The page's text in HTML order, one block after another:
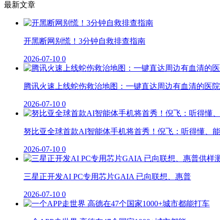
最新文章
开黑断网别慌！3分钟自救排查指南
2026-07-10 0
腾讯火速上线蛇伤救治地图：一键直达周边有血清的医院
2026-07-10 0
努比亚全球首款AI智能体手机将首秀！倪飞：听得懂、能
2026-07-10 0
三星正开发AI PC专用芯片GAIA 已向联想、惠普
2026-07-10 0